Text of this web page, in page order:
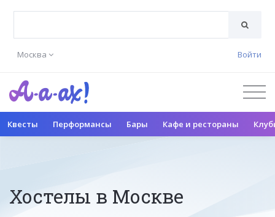
Москва Войти
Квесты Перформансы Бары Кафе и рестораны
Хостелы в Москве